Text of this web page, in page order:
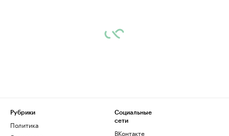
Рубрики
Политика
Социальные
сети
ВКонтакте